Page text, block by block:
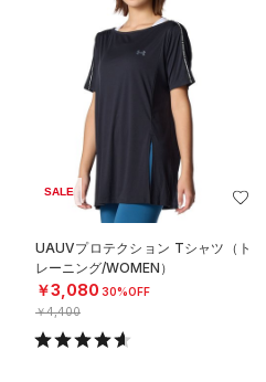
SALE
UAUVプロテクション Tシャツ（ト
レーニング/WOMEN）
￥3,080 30%OFF
￥4,400